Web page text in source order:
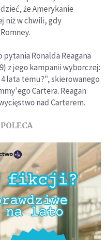
że Amerykanie
niż w chwili, gdy
pytania Ronalda Reagana
z jego kampanii wyborczej:
lata temu?", skierowanego
Cartera. Reagan
nad Carterem.